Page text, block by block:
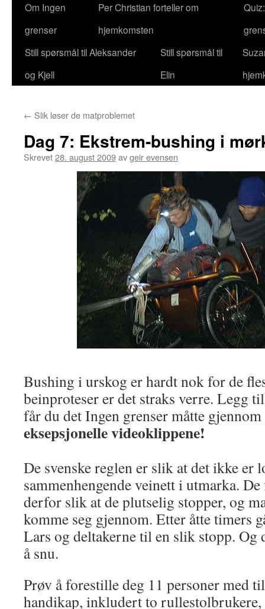
Om Ingen
grenser
Per Christian forteller om
hjemkomsten
Still spørsmål til Aleksander
og Kjell
Still spørsmål til
Elin
← Slik løser de matproblemet
Dag 7: Ekstrem-bushing i
Skrevet28. august 2009avgeir evensen
Bushing i urskog er hardt nok for de
beinproteser er det straks verre. Legg
får du det Ingen grenser måtte
eksepsjonelle videoklippene!
De svenske reglen er slik at det ikke er
sammenhengende veinett i utmarka.
derfor slik at de plutselig stopper, og
komme seg gjennom. Etter åtte timers
Lars og deltakerne til en slik stopp. Og
å snu.
Prøv å forestille deg 11 personer med
handikap, inkludert to rullestolbrukere,